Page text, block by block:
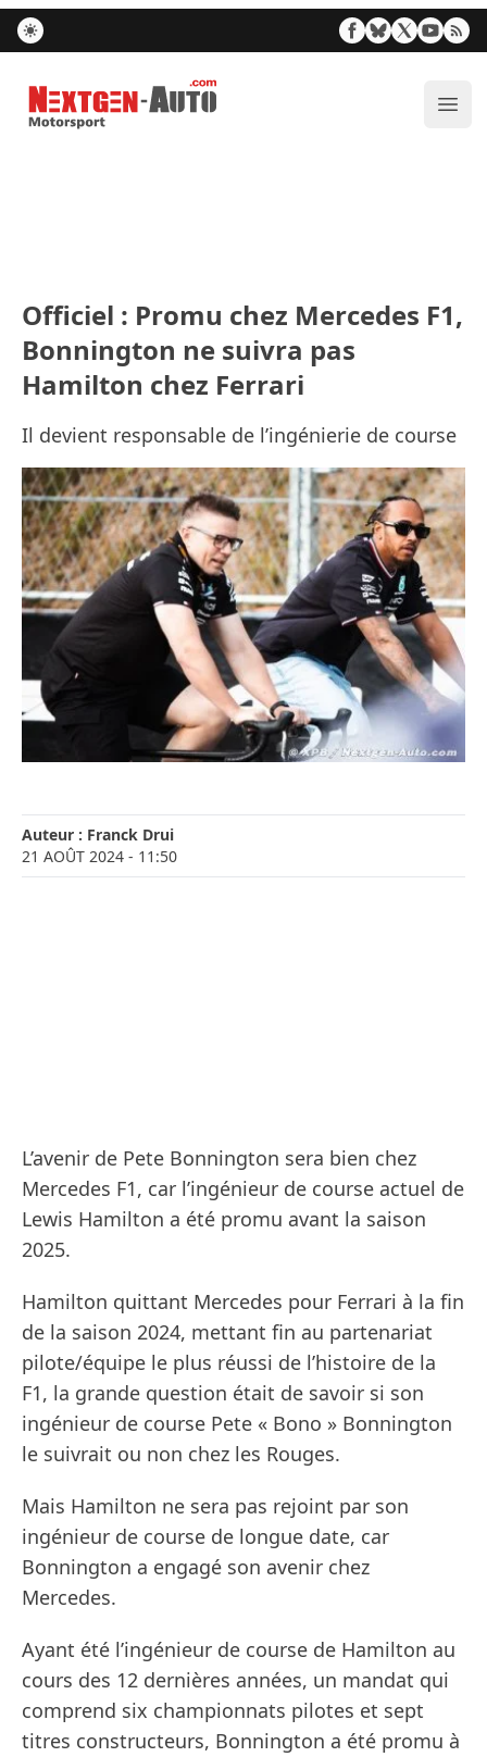
Nextgen-Auto.com
Officiel : Promu chez Mercedes F1,
Bonnington ne suivra pas
Hamilton chez Ferrari
Il devient responsable de l’ingénierie de course
Auteur : Franck Drui
21 AOÛT 2024 - 11:50
L’avenir de Pete Bonnington sera bien chez
Mercedes F1, car l’ingénieur de course actuel de
Lewis Hamilton a été promu avant la saison
2025.
Hamilton quittant Mercedes pour Ferrari à la fin
de la saison 2024, mettant fin au partenariat
pilote/équipe le plus réussi de l’histoire de la
F1, la grande question était de savoir si son
ingénieur de course Pete « Bono » Bonnington
le suivrait ou non chez les Rouges.
Mais Hamilton ne sera pas rejoint par son
ingénieur de course de longue date, car
Bonnington a engagé son avenir chez
Mercedes.
Ayant été l’ingénieur de course de Hamilton au
cours des 12 dernières années, un mandat qui
comprend six championnats pilotes et sept
titres constructeurs, Bonnington a été promu à